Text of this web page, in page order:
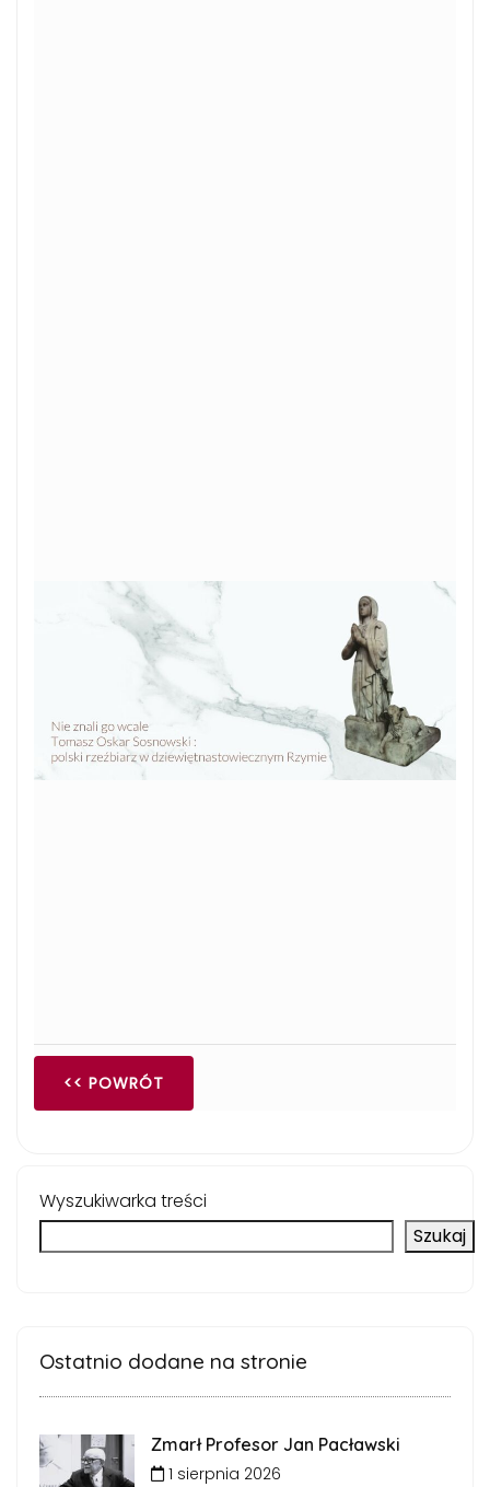
<< POWRÓT
Wyszukiwarka treści
Szukaj
Ostatnio dodane na stronie
Zmarł Profesor Jan Pacławski
1 sierpnia 2026